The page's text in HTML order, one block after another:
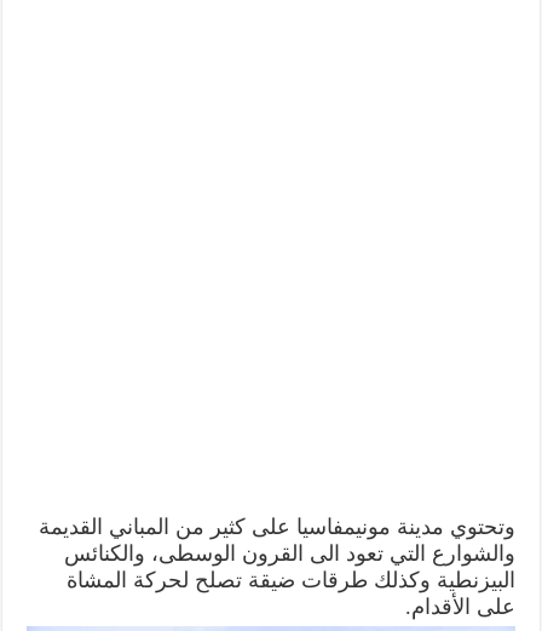
وتحتوي مدينة مونيمفاسيا على كثير من المباني القديمة
والشوارع التي تعود الى القرون الوسطى، والكنائس
البيزنطية وكذلك طرقات ضيقة تصلح لحركة المشاة
على الأقدام.